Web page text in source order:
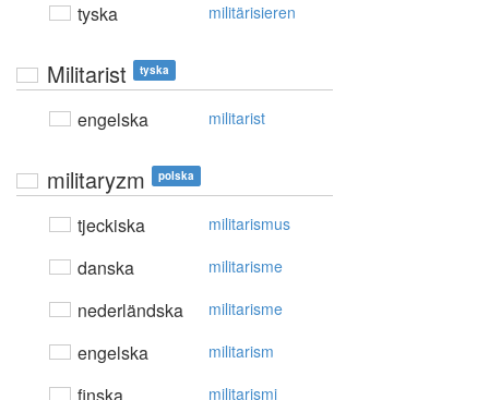
tyska militärisieren
Militarist tyska
engelska militarist
militaryzm polska
tjeckiska militarismus
danska militarisme
nederländska militarisme
engelska militarism
militarismi